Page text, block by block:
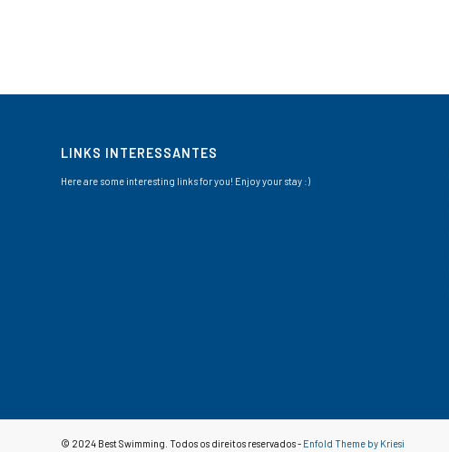
LINKS INTERESSANTES
Here are some interesting links for you! Enjoy your stay :)
© 2024 Best Swimming. Todos os direitos reservados - Enfold Theme by Kriesi